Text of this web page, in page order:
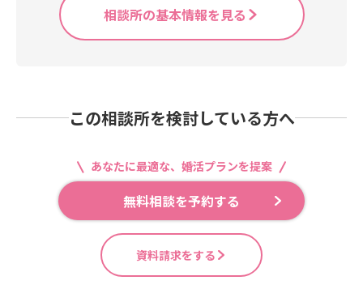
相談所の基本情報を見る
この相談所を検討している方へ
あなたに最適な、婚活プランを提案
無料相談を予約する
資料請求をする